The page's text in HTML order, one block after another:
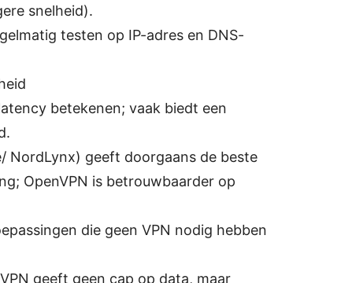
snelheid).
testen op IP-adres en DNS-
betekenen; vaak biedt een
NordLynx) geeft doorgaans de beste
OpenVPN is betrouwbaarder op
die geen VPN nodig hebben
geeft geen cap op data, maar